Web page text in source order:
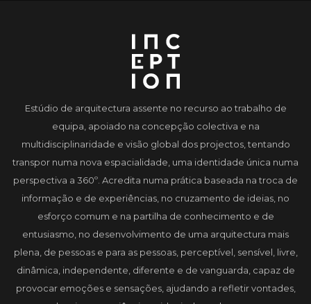
Estúdio de arquitectura assente no recurso ao trabalho de
equipa, apoiado na concepção colectiva e na
multidisciplinaridade e visão global dos projectos, tentando
transpor numa nova espacialidade, uma identidade única numa
perspectiva a 360º. Acredita numa prática baseada na troca de
informação e de experiências, no cruzamento de ideias, no
esforço comum e na partilha de conhecimento e de
entusiasmo, no desenvolvimento de uma arquitectura mais
plena, de pessoas e para as pessoas, perceptível, sensível, livre,
dinâmica, independente, diferente e de vanguarda, capaz de
provocar emoções e sensações, ajudando a refletir vontades,